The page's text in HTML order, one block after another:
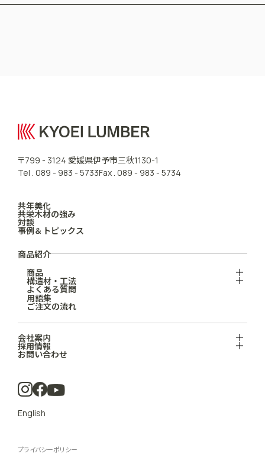
〒799 - 3124 愛媛県伊予市三秋1130-1
Tel . 089 - 983 - 5733Fax . 089 - 983 - 5734
共年美化
共栄木材の強み
対談
事例＆トピックス
商品紹介
商品
構造材・工法
よくある質問
用語集
ご注文の流れ
会社案内
採用情報
お問い合わせ
English
プライバシーポリシー